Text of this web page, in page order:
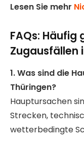
Lesen Sie mehr
FAQs: Häufig
Zugausfällen
1. Was sind die
Thüringen?
Hauptursachen
Strecken,
wetterbedingte